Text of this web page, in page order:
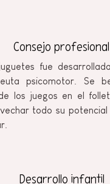
Consejo profesional
fue
psicomotor. Se
los juegos en el
todo su
Desarrollo infantil